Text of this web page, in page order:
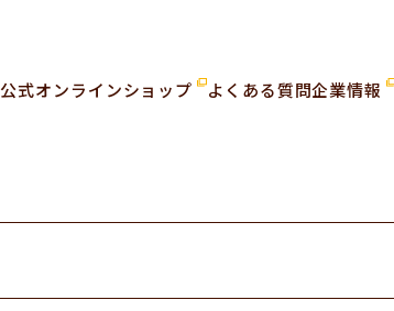
公式オンラインショップ よくある質問企業情報